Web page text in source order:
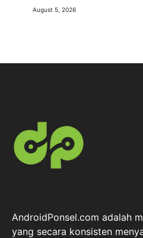
August 5, 2026
AndroidPonsel.com adalah
yang secara konsisten